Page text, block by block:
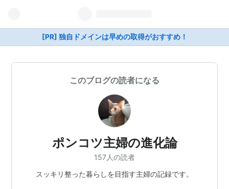
[PR] 独自ドメインは早めの取得がおすすめ！
このブログの読者になる
ポンコツ主婦の進化論
157人の読者
スッキリ整った暮らしを目指す主婦の記録です。